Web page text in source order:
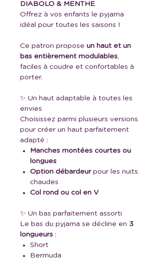
DIABOLO & MENTHE
Offrez à vos enfants le pyjama
idéal pour toutes les saisons !
Ce patron propose un haut et un
bas entièrement modulables,
faciles à coudre et confortables à
porter.
✨ Un haut adaptable à toutes les
envies
Choisissez parmi plusieurs versions
pour créer un haut parfaitement
adapté :
Manches montées courtes ou
longues
Option débardeurpour les nuits
chaudes
Col rond ou col en V
✨ Un bas parfaitement assorti
Le bas du pyjama se décline en 3
longueurs :
Short
Bermuda